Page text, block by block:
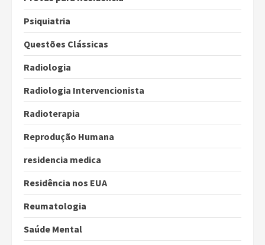
Psiquiatria
Questões Clássicas
Radiologia
Radiologia Intervencionista
Radioterapia
Reprodução Humana
residencia medica
Residência nos EUA
Reumatologia
Saúde Mental